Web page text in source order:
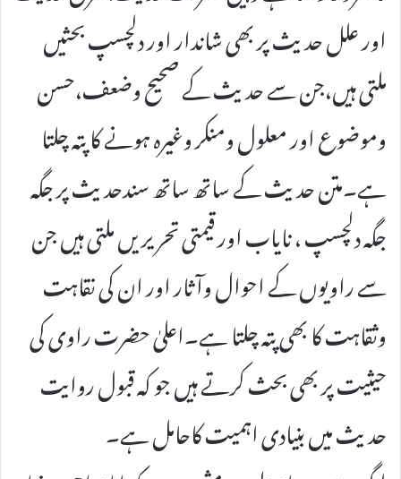
اور علل حدیث پر بھی شاندار اور دلچسپ بحثیں
ملتی ہیں،جن سے حدیث کے صحیح وضعف،حسن
وموضوع اور معلول ومنکر وغیرہ ہونے کا پتہ چلتا
ہے۔متن حدیث کے ساتھ ساتھ سندحدیث پر جگہ
جگہ دلچسپ ، نایاب اور قیمتی تحریریں ملتی ہیں جن
سے راویوں کے احوال وآثار اور ان کی نقاہت
وثقاہت کا بھی پتہ چلتا ہے۔اعلیٰ حضرت راوی کی
حیثیت پر بھی بحث کرتے ہیں جو کہ قبول روایت
حدیث میں بنیادی اہمیت کاحامل ہے۔